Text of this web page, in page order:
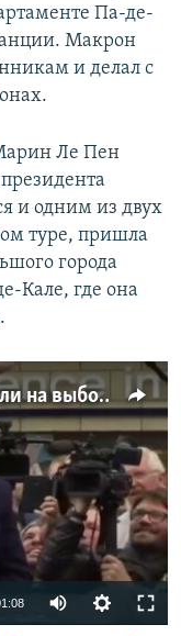
Па-де-
Макрон
и делал с
Ле Пен
и одним из двух
туре, пришла
города
Кале, где она
Ле Пен и Макрон проголосовали на выборах во Франции
available